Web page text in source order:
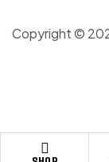
Copyright ©